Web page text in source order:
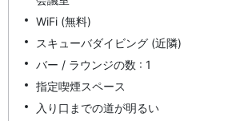
WiFi (無料)
スキューバダイビング (近隣)
バー / ラウンジの数 : 1
指定喫煙スペース
入り口までの道が明るい